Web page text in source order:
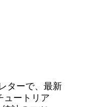
ターで、最新
ュートリア